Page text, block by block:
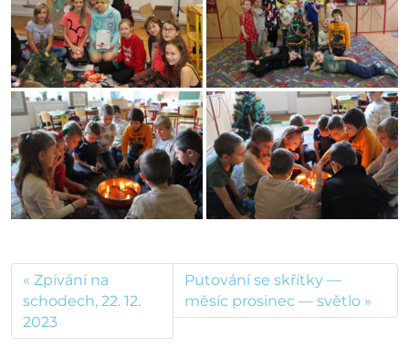
Zpívání na
schodech, 22. 12.
2023
Putování se skřítky —
měsíc prosinec — světlo